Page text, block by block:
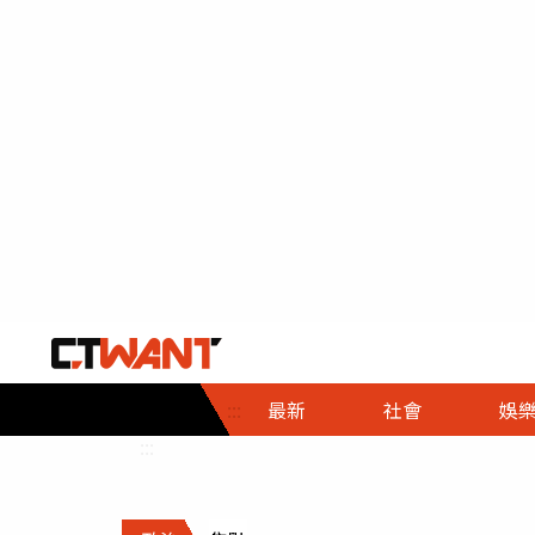
::: 最新 社會
社會首頁
時事
調查
娛樂
娛樂首頁
即時
財經首頁
熱線
政